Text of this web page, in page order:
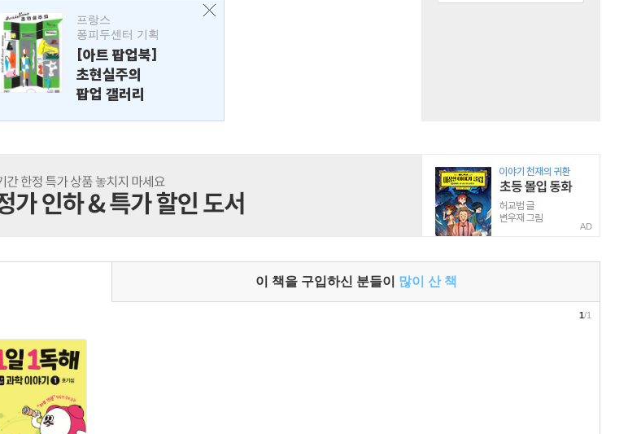
프랑스
퐁피두센터 기획
[아트 팝업북]
초현실주의
팝업 갤러리
AD
이 책을 구입하신 분들이 많이 산 책
1/1